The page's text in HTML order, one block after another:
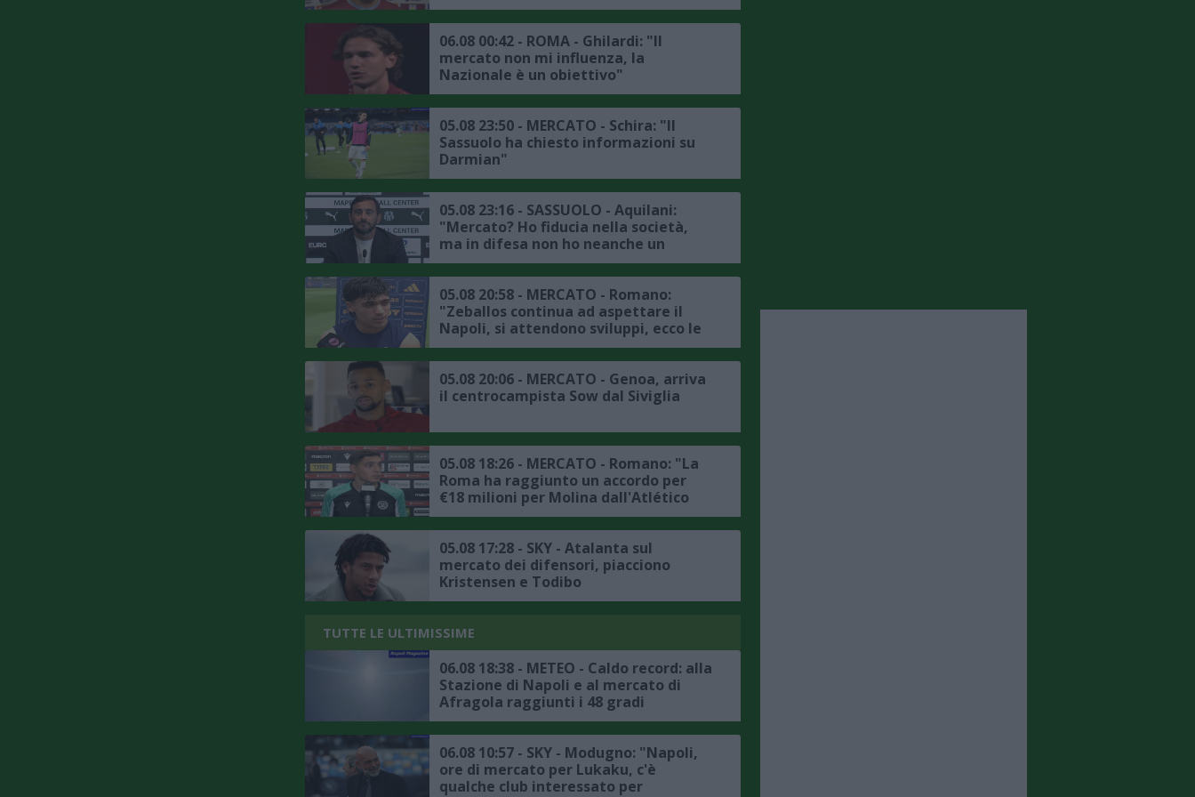
06.08 00:42 - ROMA - Ghilardi: "Il
mercato non mi influenza, la
Nazionale è un obiettivo"
05.08 23:50 - MERCATO - Schira: "Il
Sassuolo ha chiesto informazioni su
Darmian"
05.08 23:16 - SASSUOLO - Aquilani:
"Mercato? Ho fiducia nella società,
ma in difesa non ho neanche un
titolare"
05.08 20:58 - MERCATO - Romano:
"Zeballos continua ad aspettare il
Napoli, si attendono sviluppi, ecco le
ultime"
05.08 20:06 - MERCATO - Genoa, arriva
il centrocampista Sow dal Siviglia
05.08 18:26 - MERCATO - Romano: "La
Roma ha raggiunto un accordo per
€18 milioni per Molina dall'Atlético
Madrid"
05.08 17:28 - SKY - Atalanta sul
mercato dei difensori, piacciono
Kristensen e Todibo
TUTTE LE ULTIMISSIME
06.08 18:38 - METEO - Caldo record: alla
Stazione di Napoli e al mercato di
Afragola raggiunti i 48 gradi
06.08 10:57 - SKY - Modugno: "Napoli,
ore di mercato per Lukaku, c'è
qualche club interessato per